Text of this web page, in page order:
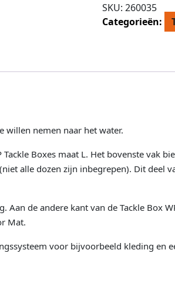
SKU:260035
Categorieën:
willen nemen naar het water.
Boxes maat L. Het bovenste vak
alle dozen zijn inbegrepen). Dit
de andere kant van de Tackle Box
Mat.
voor bijvoorbeeld kleding en